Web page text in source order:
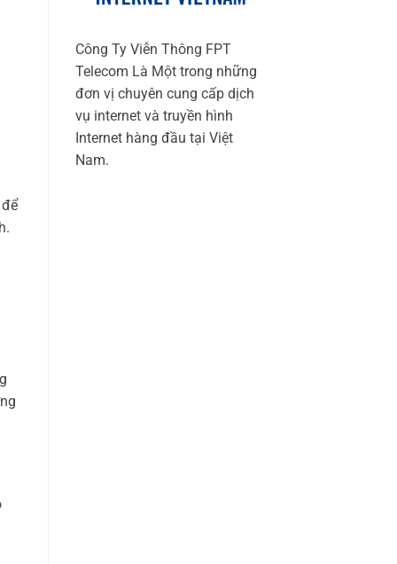
để
Công Ty Viễn Thông FPT
Telecom Là Một trong những
đơn vị chuyên cung cấp dịch
vụ internet và truyền hình
Internet hàng đầu tại Việt
Nam.